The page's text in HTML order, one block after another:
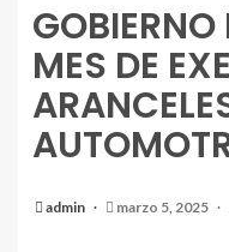
GOBIERNO
MES DE
admin marzo 5, 2025